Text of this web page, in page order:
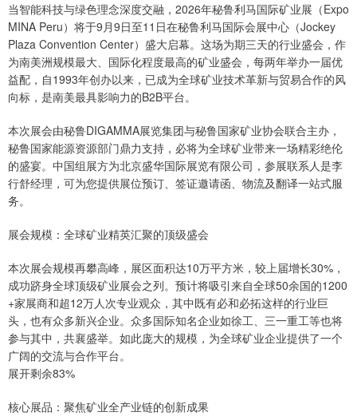
当智能科技与绿色理念深度交融，2026年秘鲁利马国际矿业展（Expo
MINA Peru）将于9月9日至11日在秘鲁利马国际会展中心（Jockey
Plaza Convention Center）盛大启幕。这场为期三天的行业盛会，作
为南美洲规模最大、国际化程度最高的矿业盛会，每两年举办一届优
益配，自1993年创办以来，已成为全球矿业技术革新与贸易合作的风
向标，是南美最具影响力的B2B平台。
本次展会由秘鲁DIGAMMA展览集团与秘鲁国家矿业协会联合主办，
秘鲁国家能源资源部门鼎力支持，必将为全球矿业带来一场精彩绝伦
的盛宴。中国组展方为北京盛华国际展览有限公司，参展联系人是李
行舒经理，可为您提供展位预订、签证邀请函、物流及翻译一站式服
务。
展会规模：全球矿业精英汇聚的顶级盛会
本次展会规模再攀高峰，展区面积达10万平方米，较上届增长30%，
成功跻身全球顶级矿业展会之列。预计将吸引来自全球50余国的1200
+家展商和超12万人次专业观众，其中既有必和必拓这样的行业巨
头，也有众多新兴企业。众多国际知名企业如徐工、三一重工等也将
参与其中，共襄盛举。如此庞大的规模，为全球矿业企业提供了一个
广阔的交流与合作平台。
展开剩余83%
核心展品：聚焦矿业全产业链的创新成果